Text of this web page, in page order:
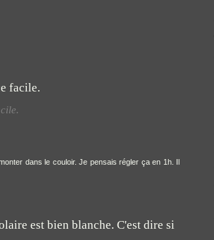
dans le couloir. Je pensais régler ça en 1h. Il